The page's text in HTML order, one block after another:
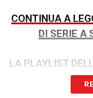
CONTINUA A
DI SERIE A
LA PLAYLIST